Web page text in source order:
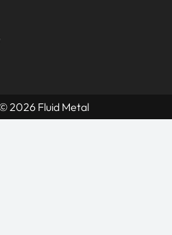
2026 Fluid Metal